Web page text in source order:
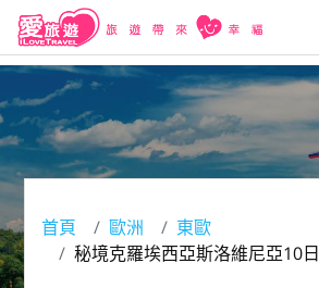
首頁 歐洲
東歐
秘境克羅埃西亞斯洛維尼亞10日